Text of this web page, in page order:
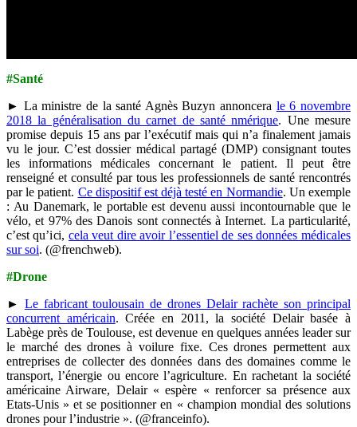
#Santé
► La ministre de la santé Agnès Buzyn annoncera le 6 novembre
2018 la généralisation du carnet de santé nmérique. Une mesure
promise depuis 15 ans par l’exécutif mais qui n’a finalement jamais
vu le jour. C’est dossier médical partagé (DMP) consignant toutes
les informations médicales concernant le patient. Il peut être
renseigné et consulté par tous les professionnels de santé rencontrés
par le patient. Ce dispositif est déjà testé en Normandie. Un exemple
: Au Danemark, le portable est devenu aussi incontournable que le
vélo, et 97% des Danois sont connectés à Internet. La particularité,
c’est qu’ici, cela veut dire avoir l’essentiel de ses données médicales
sur soi. (@frenchweb).
#Drone
► Le fabricant toulousain de drones Delair rachète son principal
concurrent américain. Créée en 2011, la société Delair basée à
Labège près de Toulouse, est devenue en quelques années leader sur
le marché des drones à voilure fixe. Ces drones permettent aux
entreprises de collecter des données dans des domaines comme le
transport, l’énergie ou encore l’agriculture. En rachetant la société
américaine Airware, Delair « espère « renforcer sa présence aux
Etats-Unis » et se positionner en « champion mondial des solutions
drones pour l’industrie ». (@franceinfo).